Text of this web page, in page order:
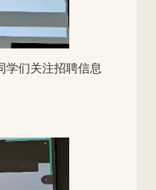
学们关注招聘信息